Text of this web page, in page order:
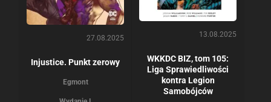
27.08.2025
Injustice. Punkt zerowy
Egmont
13.08.2025
WKKDC BIZ, tom 105:
Liga Sprawiedliwości
kontra Legion
Samobójców